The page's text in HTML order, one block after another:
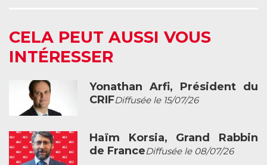
CELA PEUT AUSSI VOUS
INTÉRESSER
Yonathan Arfi, Président du
CRIFDiffusée le 15/07/26
Haïm Korsia, Grand Rabbin
de FranceDiffusée le 08/07/26